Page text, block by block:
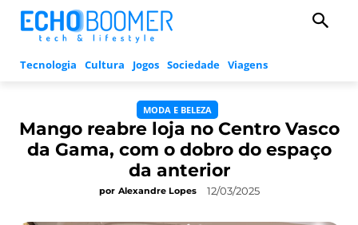
Tecnologia Cultura Jogos Sociedade Viagens
MODA E BELEZA
Mango reabre loja no Centro Vasco
da Gama, com o dobro do espaço
da anterior
por Alexandre Lopes 12/03/2025